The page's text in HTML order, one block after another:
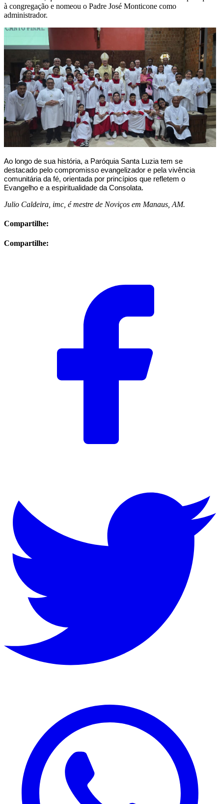
à congregação e nomeou o Padre José Monticone como
administrador.
Ao longo de sua história, a Paróquia Santa Luzia tem se
destacado pelo compromisso evangelizador e pela vivência
comunitária da fé, orientada por princípios que refletem o
Evangelho e a espiritualidade da Consolata.
Julio Caldeira, imc, é mestre de Noviços em Manaus, AM.
Compartilhe:
Compartilhe: